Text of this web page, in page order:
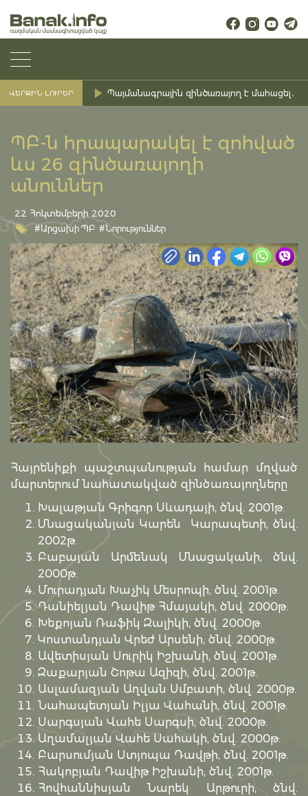
ՎԵՐՋԻՆ ԼՈՒՐԵՐ Պայմանագրային զինծառայող է մահացել․
ՊԲ-ն հրապարակել է զոհված
ևս 26 զինծառայողի
անուններ
22 Հոկտեմբերի 2020
#Արցախի ՊԲ #Նորություններ
Հայրենիքի պաշտպանության համար մղված
մարտերում նահատակված զինծառայողները
Խալաթյան Գրիգոր Սևադայի, ծնվ. 2001թ.
Մնացականյան Կարեն Կարապետի, ծնվ.
2002թ.
Բաբայան Արմենակ Մնացականի, ծնվ.
2000թ.
Մուրադյան Խաչիկ Մեսրոպի, ծնվ. 2001թ.
Դանիելյան Դավիթ Հմայակի, ծնվ. 2000թ.
Խեքոյան Ռաֆիկ Զալիկի, ծնվ. 2000թ.
Կոստանդյան Վրեժ Արսենի, ծնվ. 2000թ.
Ավետիսյան Սուրիկ Իշխանի, ծնվ. 2001թ.
Զաքարյան Շոթա Ազիզի, ծնվ. 2001թ.
Ասլամազյան Աղվան Սմբատի, ծնվ. 2000թ.
Նահապետյան Իլյա Վահանի, ծնվ. 2001թ.
Սարգսյան Վահե Սարգսի, ծնվ. 2000թ.
Աղամալյան Վահե Սահակի, ծնվ. 2000թ.
Բարսումյան Ստյոպա Դավթի, ծնվ. 2001թ.
Հակոբյան Դավիթ Իշխանի, ծնվ. 2001թ.
Հովհաննիսյան Նարեկ Արթուրի, ծնվ.